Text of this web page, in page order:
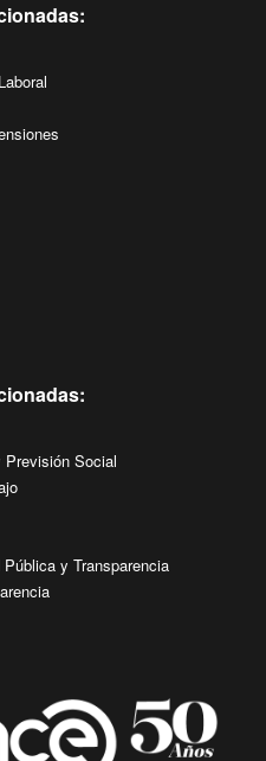
Previsión Social
y Transparencia